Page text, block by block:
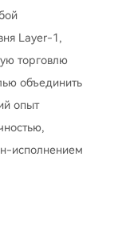
Layer-1,
торговлю
объединить
опыт
исполнением